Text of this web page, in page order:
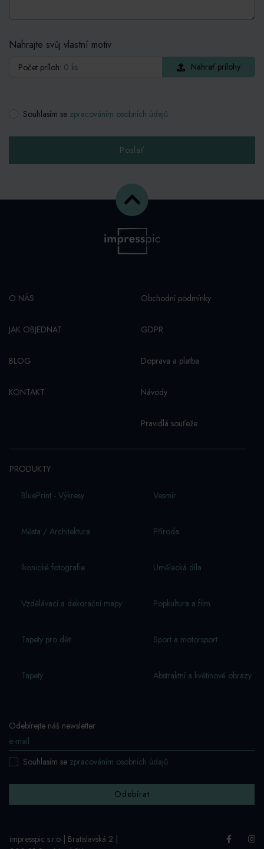
Nahrajte svůj vlastní motiv
Počet príloh: 0 ks Nahrať prílohy
Souhlasím se zpracováním osobních údajů
Poslať
O NÁS
JAK OBJEDNAT
BLOG
KONTAKT
Obchodní podmínky
GDPR
Doprava a platba
Návody
Pravidlá souťeže
PRODUKTY
BluePrint - Výkresy Vesmí­r
Města / Architektura Příroda
Ikonické fotografie Umělecká díla
Vzdělávací a dekorační mapy Popkultura a film
Tapety pro děti Sport a motorsport
Tapety Abstraktní a květinové obrazy
Odebírejte náš newsletter
Souhlasím se zpracováním osobních údajů
Odebírat
impresspic s.r.o | Bratislavská 2 |